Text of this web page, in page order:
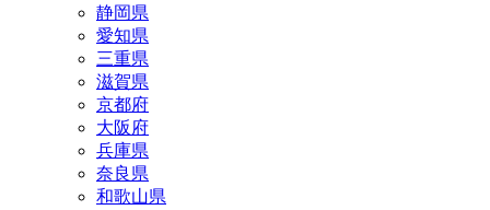
静岡県
愛知県
三重県
滋賀県
京都府
大阪府
兵庫県
奈良県
和歌山県